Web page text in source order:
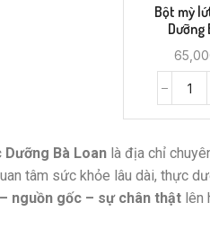
Bột mỳ
Dưỡng
Bà Loan là địa chỉ
tâm sức khỏe lâu dài, thực
nguồn gốc – sự chân thật lên